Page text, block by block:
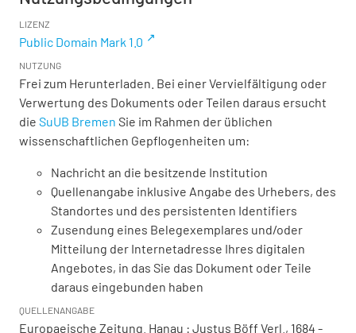
LIZENZ
Public Domain Mark 1.0
NUTZUNG
Frei zum Herunterladen. Bei einer Vervielfältigung oder
Verwertung des Dokuments oder Teilen daraus ersucht
die SuUB Bremen Sie im Rahmen der üblichen
wissenschaftlichen Gepflogenheiten um:
Nachricht an die besitzende Institution
Quellenangabe inklusive Angabe des Urhebers, des
Standortes und des persistenten Identifiers
Zusendung eines Belegexemplares und/oder
Mitteilung der Internetadresse Ihres digitalen
Angebotes, in das Sie das Dokument oder Teile
daraus eingebunden haben
QUELLENANGABE
Europaeische Zeitung. Hanau : Justus Böff Verl., 1684 -